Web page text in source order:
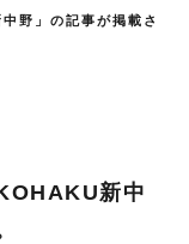
野」の記事が掲載さ
新中